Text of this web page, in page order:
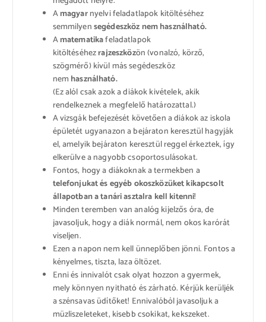
Amagyarnyelvi feladatlapok kitöltéséhez
semmilyensegédeszköz nem használható.
Amatematikafeladatlapok
kitöltéséhezrajzeszközön (vonalzó, körző,
szögmérő) kívül más segédeszköz
nem használható.
(Ez alól csak azok a diákok kivételek, akik
rendelkeznek a megfelelő határozattal.)
A vizsgák befejezését követően a diákok az iskola
épületét ugyanazon a bejáraton keresztül hagyják
el, amelyik bejáraton keresztül reggel érkeztek, így
elkerülve a nagyobb csoportosulásokat.
Fontos, hogy a diákoknak a termekben a
telefonjukat és egyéb okoszközüket kikapcsolt
állapotban a tanári asztalra kell kitenni!
Minden teremben van analóg kijelzős óra, de
javasoljuk, hogy a diák normál, nem okos karórát
viseljen.
Ezen a napon nem kell ünneplőben jönni. Fontos a
kényelmes, tiszta, laza öltözet.
Enni és innivalót csak olyat hozzon a gyermek,
mely könnyen nyitható és zárható. Kérjük kerüljék
a szénsavas üdítőket! Ennivalóból javasoljuk a
müzliszeleteket, kisebb csokikat, kekszeket.